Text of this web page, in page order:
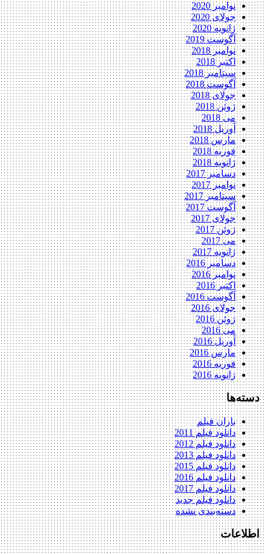
نوامبر 2020
جولای 2020
ژانویه 2020
آگوست 2019
نوامبر 2018
اکتبر 2018
سپتامبر 2018
آگوست 2018
جولای 2018
ژوئن 2018
می 2018
آوریل 2018
مارس 2018
فوریه 2018
ژانویه 2018
دسامبر 2017
نوامبر 2017
سپتامبر 2017
آگوست 2017
جولای 2017
ژوئن 2017
می 2017
ژانویه 2017
دسامبر 2016
نوامبر 2016
اکتبر 2016
آگوست 2016
جولای 2016
ژوئن 2016
می 2016
آوریل 2016
مارس 2016
فوریه 2016
ژانویه 2016
دسته‌ها
باران فیلم
دانلود فیلم 2011
دانلود فیلم 2012
دانلود فیلم 2013
دانلود فیلم 2015
دانلود فیلم 2016
دانلود فیلم 2017
دانلود فیلم جدید
دسته‌بندی نشده
اطلاعات